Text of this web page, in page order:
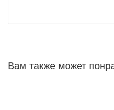
Вам также может